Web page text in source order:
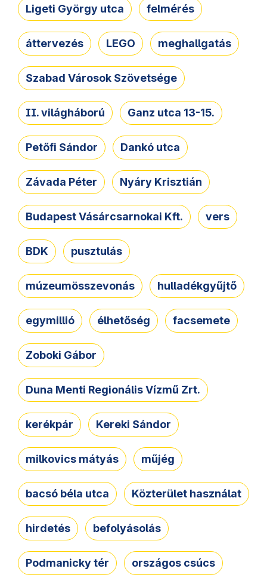
Ligeti György utca felmérés
áttervezés LEGO meghallgatás
Szabad Városok Szövetsége
II. világháború Ganz utca 13-15.
Petőfi Sándor Dankó utca
Závada Péter Nyáry Krisztián
Budapest Vásárcsarnokai Kft. vers
BDK pusztulás
múzeumösszevonás hulladékgyűjtő
egymillió élhetőség facsemete
Zoboki Gábor
Duna Menti Regionális Vízmű Zrt.
kerékpár Kereki Sándor
milkovics mátyás műjég
bacsó béla utca Közterület használat
hirdetés befolyásolás
Podmanicky tér országos csúcs